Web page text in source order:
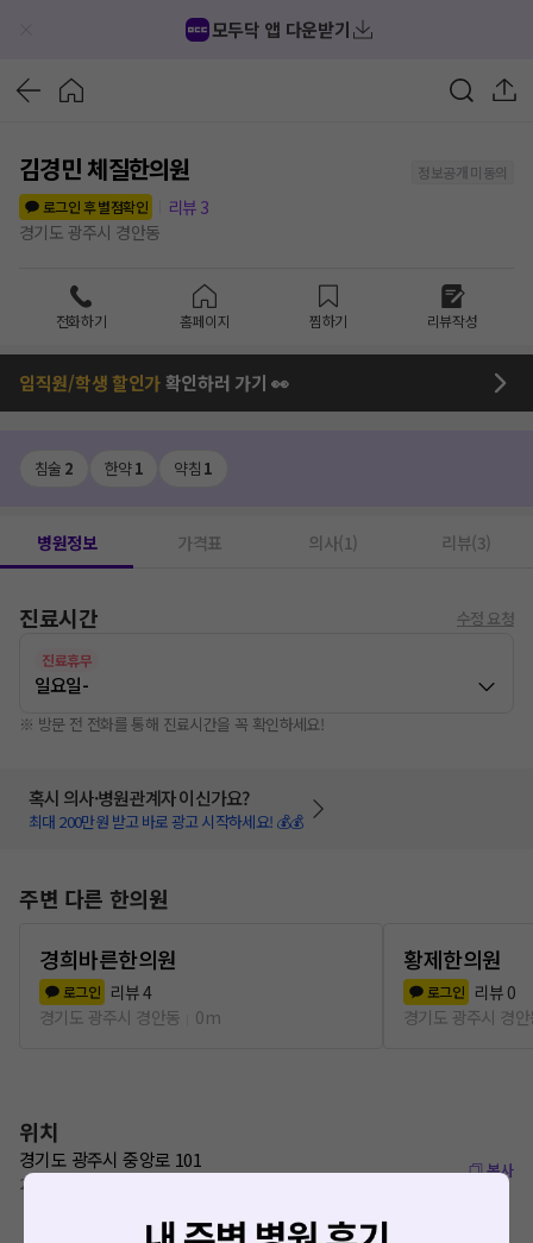
모두닥 앱 다운받기
김경민 체질한의원
정보공개 미동의
로그인 후 별점확인
리뷰 3
경기도 광주시 경안동
전화하기 홈페이지 찜하기 리뷰작성
임직원/학생 할인가확인하러 가기 👀
침술 2 한약1 약침 1
병원정보 가격표 의사(1) 리뷰(3)
진료시간 수정 요청
진료휴무
일요일-
※ 방문 전 전화를 통해 진료시간을 꼭 확인하세요!
혹시 의사·병원관계자 이신가요?
최대 200만원 받고 바로 광고 시작하세요! 💰💰
주변 다른 한의원
경희바른한의원
로그인 리뷰4
경기도 광주시 경안동
0m
황제한의원
로그인 리뷰 0
경기도 광주시 경
위치
경기도 광주시 중앙로 101
22075
복사